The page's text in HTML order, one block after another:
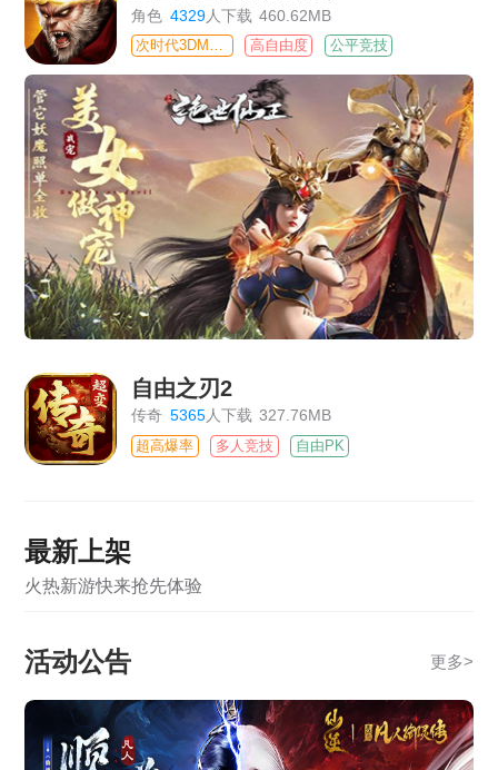
角色 4329人下载 460.62MB
高自由度 公平竞技
自由之刃2
传奇 5365人下载 327.76MB
超高爆率 多人竞技 自由PK
最新上架
火热新游快来抢先体验
活动公告 更多>